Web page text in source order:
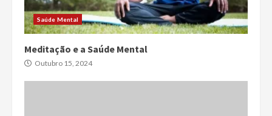
Saúde Mental
Meditação e a Saúde Mental
Outubro 15, 2024